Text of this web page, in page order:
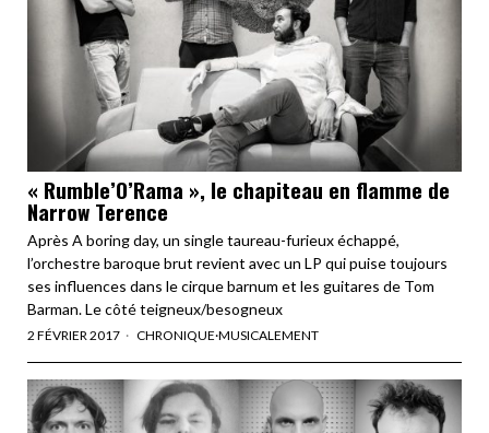
« Rumble’O’Rama », le chapiteau en flamme de
Narrow Terence
Après A boring day, un single taureau-furieux échappé,
l’orchestre baroque brut revient avec un LP qui puise toujours
ses influences dans le cirque barnum et les guitares de Tom
Barman. Le côté teigneux/besogneux
2 FÉVRIER 2017 CHRONIQUE·MUSICALEMENT